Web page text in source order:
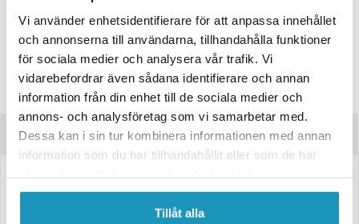
Vi använder enhetsidentifierare för att anpassa innehållet
och annonserna till användarna, tillhandahålla funktioner
för sociala medier och analysera vår trafik. Vi
vidarebefordrar även sådana identifierare och annan
information från din enhet till de sociala medier och
annons- och analysföretag som vi samarbetar med.
Dessa kan i sin tur kombinera informationen med annan
information som du har tillhandahållit eller som de har
Tillåt alla
Leverans- & Returinformation
Spara produkt
Frågor om produkten?
Produktinformation
6820412
Kulhållare, Metall L=35 M10
Kulhållare för gasfjäder till släpvagn, utförande: MetallL=35M10